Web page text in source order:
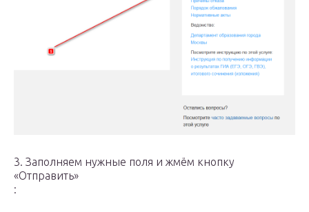
3. Заполняем нужные поля и жмём кнопку
«Отправить»
: